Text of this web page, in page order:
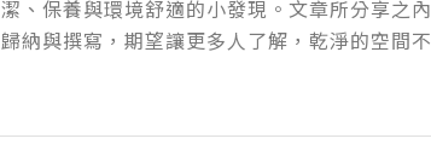
、保養與環境舒適的小發現。文章所分享之內
納與撰寫，期望讓更多人了解，乾淨的空間不